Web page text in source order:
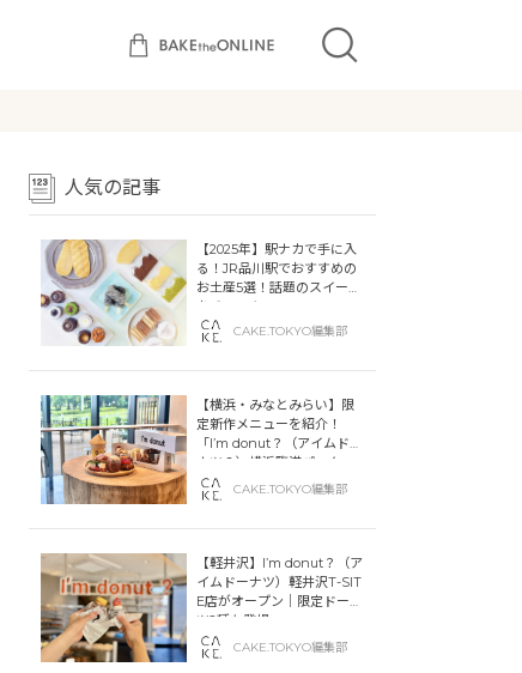
人気の記事
【2025年】駅ナカで手に入
る！JR品川駅でおすすめの
お土産5選！話題のスイーツ
をチェック
CAKE.TOKYO編集部
【横浜・みなとみらい】限
定新作メニューを紹介！
「I’m donut？（アイムドー
ナツ？）横浜臨港パーク」
「dacō（ダコー）横浜臨港
パーク」横浜ティンバーワ
CAKE.TOKYO編集部
【軽井沢】I’m donut？（ア
イムドーナツ）軽井沢T-SIT
E店がオープン｜限定ドーナ
ツ2種も登場
CAKE.TOKYO編集部